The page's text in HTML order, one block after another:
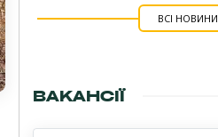
ВСІ НОВИНИ
ВАКАНСІЇ